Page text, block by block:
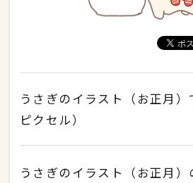
うさぎのイラスト（お正月
ピクセル）
うさぎのイラスト（お正月）